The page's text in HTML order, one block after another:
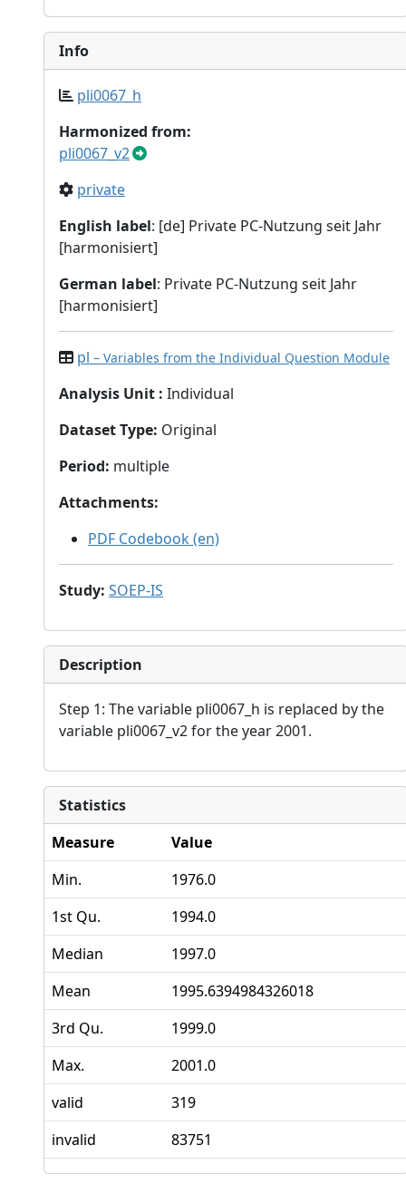
Info
pli0067_h
Harmonized from:
pli0067_v2
private
English label: [de] Private PC-Nutzung seit Jahr
[harmonisiert]
German label: Private PC-Nutzung seit Jahr
[harmonisiert]
pl – Variables from the Individual Question Module
Analysis Unit : Individual
Dataset Type: Original
Period: multiple
Attachments:
PDF Codebook (en)
Study: SOEP-IS
Description
Step 1: The variable pli0067_h is replaced by the
variable pli0067_v2 for the year 2001.
Statistics
Measure
Value
Min.
1976.0
1st Qu.
1994.0
Median
1997.0
Mean
1995.6394984326018
3rd Qu.
1999.0
Max.
2001.0
valid
319
invalid
83751